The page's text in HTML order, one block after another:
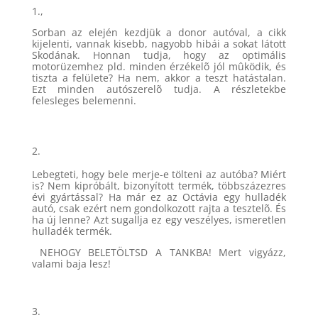
1.,
Sorban az elején kezdjük a donor autóval, a cikk
kijelenti, vannak kisebb, nagyobb hibái a sokat látott
Skodának. Honnan tudja, hogy az optimális
motorüzemhez pld. minden érzékelõ jól mûködik, és
tiszta a felülete? Ha nem, akkor a teszt hatástalan.
Ezt minden autószerelõ tudja. A részletekbe
felesleges belemenni.
2.
Lebegteti, hogy bele merje-e tölteni az autóba? Miért
is? Nem kipróbált, bizonyított termék, többszázezres
évi gyártással? Ha már ez az Octávia egy hulladék
autó, csak ezért nem gondolkozott rajta a tesztelõ. És
ha új lenne? Azt sugallja ez egy veszélyes, ismeretlen
hulladék termék.
NEHOGY BELETÖLTSD A TANKBA! Mert vigyázz,
valami baja lesz!
3.